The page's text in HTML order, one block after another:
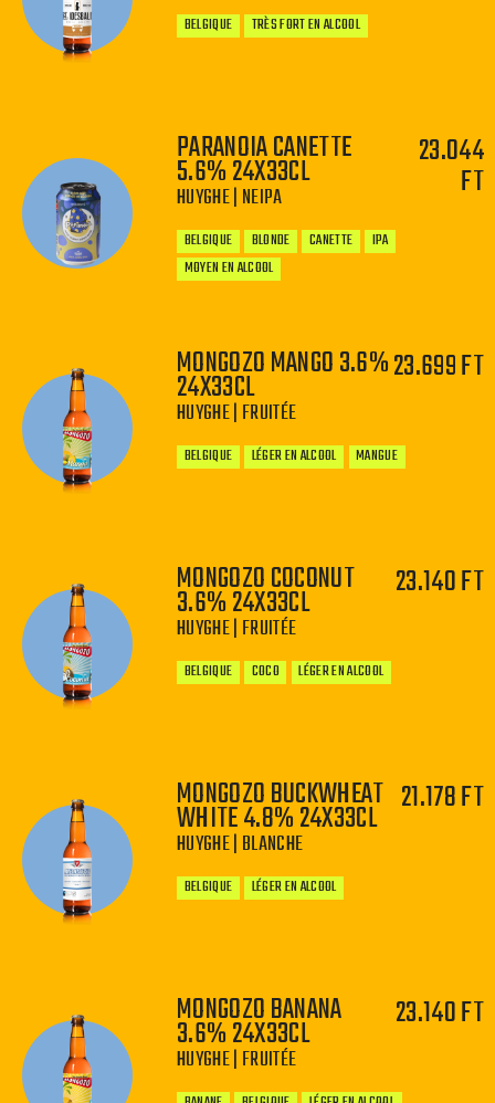
BELGIQUE TRÈS FORT EN ALCOOL
− +
PARANOIA CANETTE
5.6% 24X33CL
HUYGHE | NEIPA
23.044
FT
BELGIQUE BLONDE CANETTE
IPA
MOYEN EN ALCOOL
−
MONGOZO MANGO 3.6%
24X33CL
HUYGHE | FRUITÉE
23.699 FT
BELGIQUE LÉGER EN ALCOOL MANGUE
− +
MONGOZO COCONUT
3.6% 24X33CL
HUYGHE | FRUITÉE
23.140 FT
BELGIQUE COCO LÉGER EN ALCOOL
− +
MONGOZO BUCKWHEAT
WHITE 4.8% 24X33CL
HUYGHE | BLANCHE
21.178 FT
BELGIQUE LÉGER EN ALCOOL
− +
MONGOZO BANANA
3.6% 24X33CL
HUYGHE | FRUITÉE
23.140 FT